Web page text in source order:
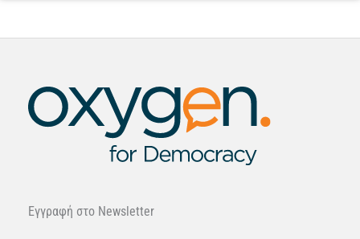
Εγγραφή στo Newsletter